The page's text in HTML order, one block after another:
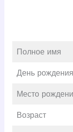
Полное имя
День рождения
Место
Возраст